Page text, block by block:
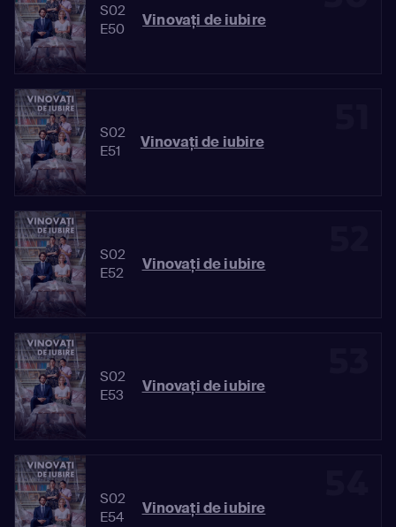
S02
E50
Vinovaţi de iubire
S02
E51
Vinovaţi de iubire
S02
E52
Vinovaţi de iubire
S02
E53
Vinovaţi de iubire
S02
E54
Vinovaţi de iubire